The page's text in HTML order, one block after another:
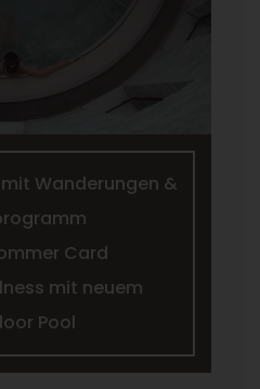
Wanderungen &
Card
mit neuem
Pool